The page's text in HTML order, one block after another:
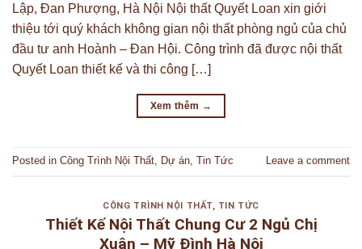
Lập, Đan Phượng, Hà Nội Nội thất Quyết Loan xin giới
thiệu tới quý khách không gian nội thất phòng ngủ của chủ
đầu tư anh Hoành – Đan Hội. Công trình đã được nội thất
Quyết Loan thiết kế và thi công […]
Xem thêm →
Posted in Công Trình Nội Thất, Dự án, Tin Tức Leave a comment
CÔNG TRÌNH NỘI THẤT, TIN TỨC
Thiết Kế Nội Thất Chung Cư 2 Ngủ Chị
Xuân – Mỹ Đình Hà Nội